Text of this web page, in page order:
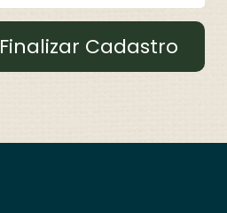
Finalizar Cadastro